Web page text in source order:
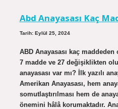
Abd Anayasası Kaç
Tarih: Eylül 25, 2024
ABD Anayasası kaç
7 madde ve 27 değişiklikten
anayasası var mı? İlk yazılı
Amerikan Anayasası, hem
somutlaştırılması hem de
önemini hâlâ korumaktadır.